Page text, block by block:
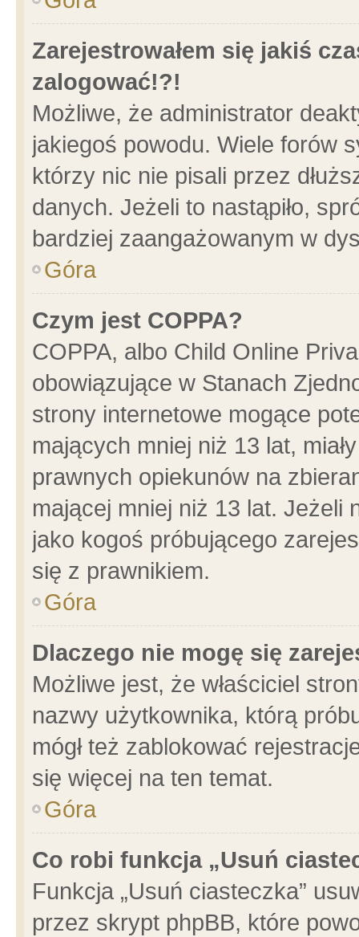
Zarejestrowałem się jakiś
zalogować!?!
Możliwe, że administrator
jakiegoś powodu. Wiele forów
którzy nic nie pisali przez
danych. Jeżeli to nastąpiło,
bardziej zaangażowanym w
Góra
Czym jest COPPA?
COPPA, albo Child Online
obowiązujące w Stanach
strony internetowe mogące
mających mniej niż 13 lat,
prawnych opiekunów na
mającej mniej niż 13 lat. Jeżeli
jako kogoś próbującego
się z prawnikiem.
Góra
Dlaczego nie mogę się
Możliwe jest, że właściciel
nazwy użytkownika, którą
mógł też zablokować
się więcej na ten temat.
Góra
Co robi funkcja „Usuń
Funkcja „Usuń ciasteczka”
przez skrypt phpBB, które